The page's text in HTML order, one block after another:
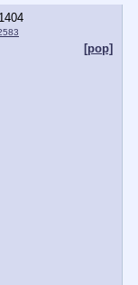
[pop]